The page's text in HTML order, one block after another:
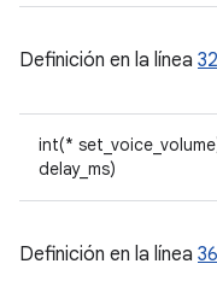
Definición en la línea
int(*
delay_ms)
Definición en la línea